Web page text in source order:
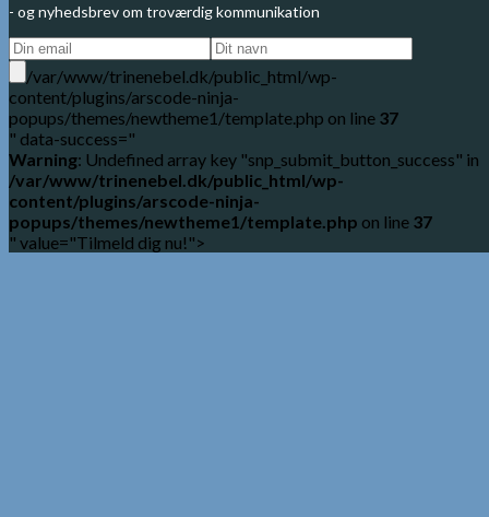
- og nyhedsbrev om troværdig kommunikation
/var/www/trinenebel.dk/public_html/wp-
content/plugins/arscode-ninja-
popups/themes/newtheme1/template.php on line 37
" data-success="
Warning: Undefined array key "snp_submit_button_success" in
/var/www/trinenebel.dk/public_html/wp-
content/plugins/arscode-ninja-
popups/themes/newtheme1/template.php on line 37
" value="Tilmeld dig nu!">